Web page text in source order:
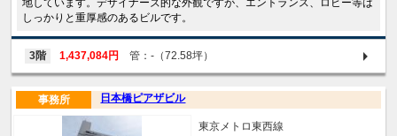
しっかりと重厚感のあるビルです。
3階 1,437,084円 管：-（72.58坪）
日本橋ピアザビル
事務所
東京メトロ東西線